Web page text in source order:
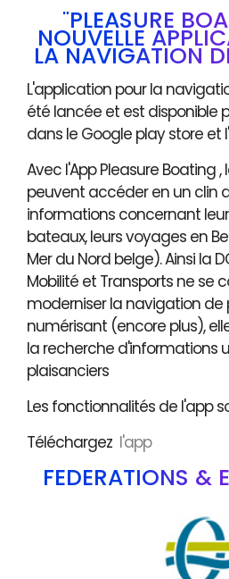
"PLEASURE
NOUVELLE
LA NAVIGATION
L'application pour la
été lancée et est disponible
dans le Google play store et
Avec l'App Pleasure Boating ,
peuvent accéder en un clin
informations concernant
bateaux, leurs voyages en
Mer du Nord belge). Ainsi la
Mobilité et Transports ne se
moderniser la navigation de
numérisant (encore plus),
la recherche d'informations
plaisanciers
Les fonctionnalités de l'app
Téléchargez l'app
FÉDÉRATIONS &